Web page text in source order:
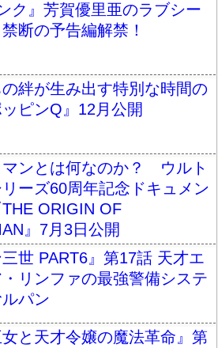
ク』芳賀優里亜のラブシー
断の予告編解禁！
絆が生み出す特別な時間の
ピンQ』12月公開
マンとは何なのか？ ウルト
ーズ60周年記念ドキュメン
ORIGIN OF
』7月3日公開
三世 PART6』第17話 天才エ
リンファの最強警備システ
パン
女と天才令嬢の魔法革命』第